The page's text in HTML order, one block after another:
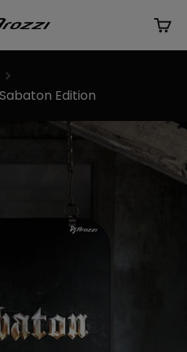
Europe
Edition